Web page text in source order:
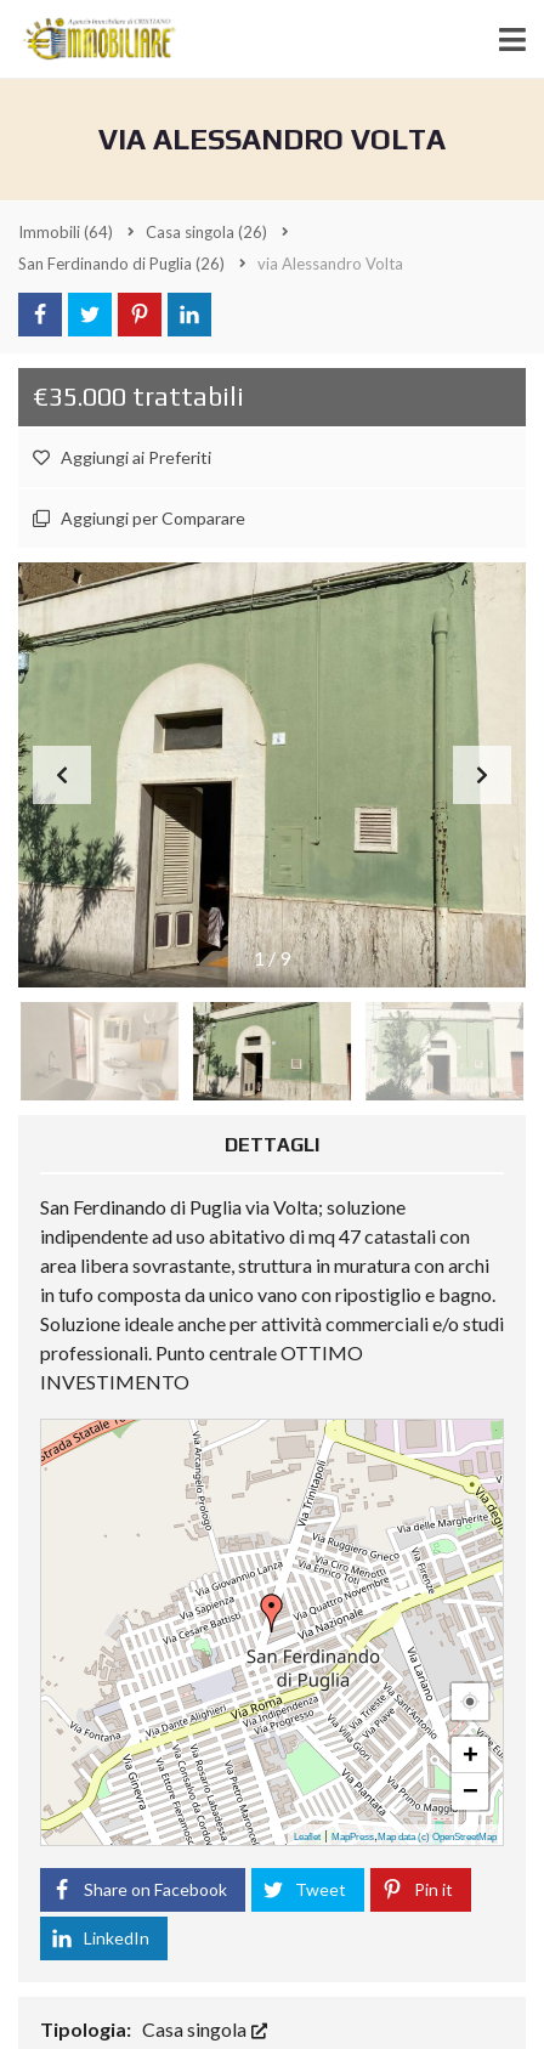
VIA ALESSANDRO VOLTA
Immobili(64) Casa singola (26)
San Ferdinando di Puglia (26) via Alessandro Volta
€35.000 trattabili
Aggiungi ai Preferiti
Aggiungi per Comparare
1/9
DETTAGLI
San Ferdinando di Puglia via Volta; soluzione
indipendente ad uso abitativo di mq 47 catastali con
area libera sovrastante, struttura in muratura con archi
in tufo composta da unico vano con ripostiglio e bagno.
Soluzione ideale anche per attività commerciali e/o studi
professionali. Punto centrale OTTIMO
INVESTIMENTO
+
−
Leaflet|MapPress, Map data (c) OpenStreetMap
Share on Facebook Tweet Pin it
LinkedIn
Tipologia: Casa singola